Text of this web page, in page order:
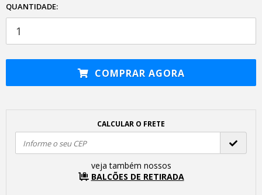
QUANTIDADE:
COMPRAR AGORA
CALCULAR O FRETE
veja também nossos
BALCÕES DE RETIRADA